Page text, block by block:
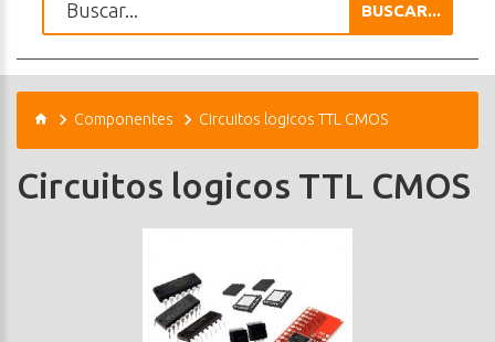
BUSCAR...
Componentes Circuitos logicos TTL CMOS
Circuitos logicos TTL CMOS